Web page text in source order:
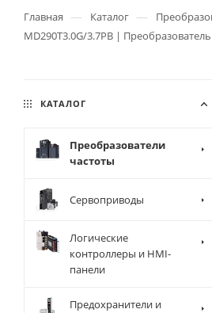
Главная — Каталог —
MD290T3.0G/3.7PB |
КАТАЛОГ
Преобразователи
частоты
Сервоприводы
Логические
контроллеры и HMI-
панели
Предохранители и